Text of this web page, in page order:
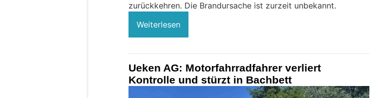
zurückkehren. Die Brandursache ist zurzeit unbekannt.
Weiterlesen
Ueken AG: Motorfahrradfahrer verliert
Kontrolle und stürzt in Bachbett